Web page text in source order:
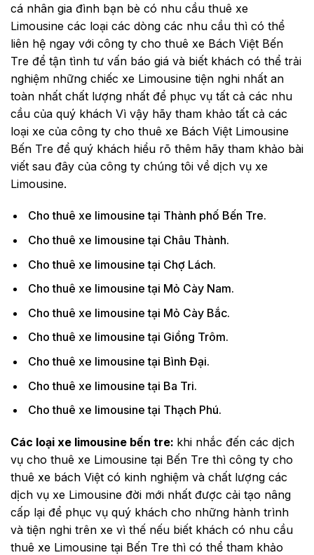
cá nhân gia đình bạn bè có nhu cầu thuê xe
Limousine các loại các dòng các nhu cầu thì có thể
liên hệ ngay với công ty cho thuê xe Bách Việt Bến
Tre để tận tình tư vấn báo giá và biết khách có thể trải
nghiệm những chiếc xe Limousine tiện nghi nhất an
toàn nhất chất lượng nhất để phục vụ tất cả các nhu
cầu của quý khách Vì vậy hãy tham khảo tất cả các
loại xe của công ty cho thuê xe Bách Việt Limousine
Bến Tre để quý khách hiểu rõ thêm hãy tham khảo bài
viết sau đây của công ty chúng tôi về dịch vụ xe
Limousine.
Cho thuê xe limousine tại Thành phố Bến Tre.
Cho thuê xe limousine tại Châu Thành.
Cho thuê xe limousine tại Chợ Lách.
Cho thuê xe limousine tại Mỏ Cày Nam.
Cho thuê xe limousine tại Mỏ Cày Bắc.
Cho thuê xe limousine tại Giồng Trôm.
Cho thuê xe limousine tại Bình Đại.
Cho thuê xe limousine tại Ba Tri.
Cho thuê xe limousine tại Thạch Phú.
Các loại xe limousine bến tre: khi nhắc đến các dịch
vụ cho thuê xe Limousine tại Bến Tre thì công ty cho
thuê xe bách Việt có kinh nghiệm và chất lượng các
dịch vụ xe Limousine đời mới nhất được cải tạo nâng
cấp lại để phục vụ quý khách cho những hành trình
và tiện nghi trên xe vì thế nếu biết khách có nhu cầu
thuê xe Limousine tại Bến Tre thì có thể tham khảo